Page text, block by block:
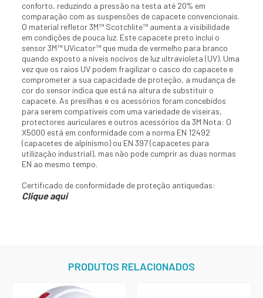
conforto, reduzindo a pressão na testa até 20% em
comparação com as suspensões de capacete convencionais.
O material refletor 3M™ Scotchlite™ aumenta a visibilidade
em condições de pouca luz. Este capacete preto inclui o
sensor 3M™ UVicator™ que muda de vermelho para branco
quando exposto a níveis nocivos de luz ultravioleta (UV). Uma
vez que os raios UV podem fragilizar o casco do capacete e
comprometer a sua capacidade de proteção, a mudança de
cor do sensor indica que está na altura de substituir o
capacete. As presilhas e os acessórios foram concebidos
para serem compatíveis com uma variedade de viseiras,
protectores auriculares e outros acessórios da 3M Nota: O
X5000 está em conformidade com a norma EN 12492
(capacetes de alpinismo) ou EN 397 (capacetes para
utilização industrial), mas não pode cumprir as duas normas
EN ao mesmo tempo.
Certificado de conformidade de proteção antiquedas:
Clique aqui
PRODUTOS RELACIONADOS